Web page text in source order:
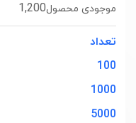
1,200موجودی محصول
تعداد
100
1000
5000